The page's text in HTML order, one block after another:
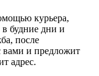
курьера,
в будние дни и
после
вами и предложит
адрес.